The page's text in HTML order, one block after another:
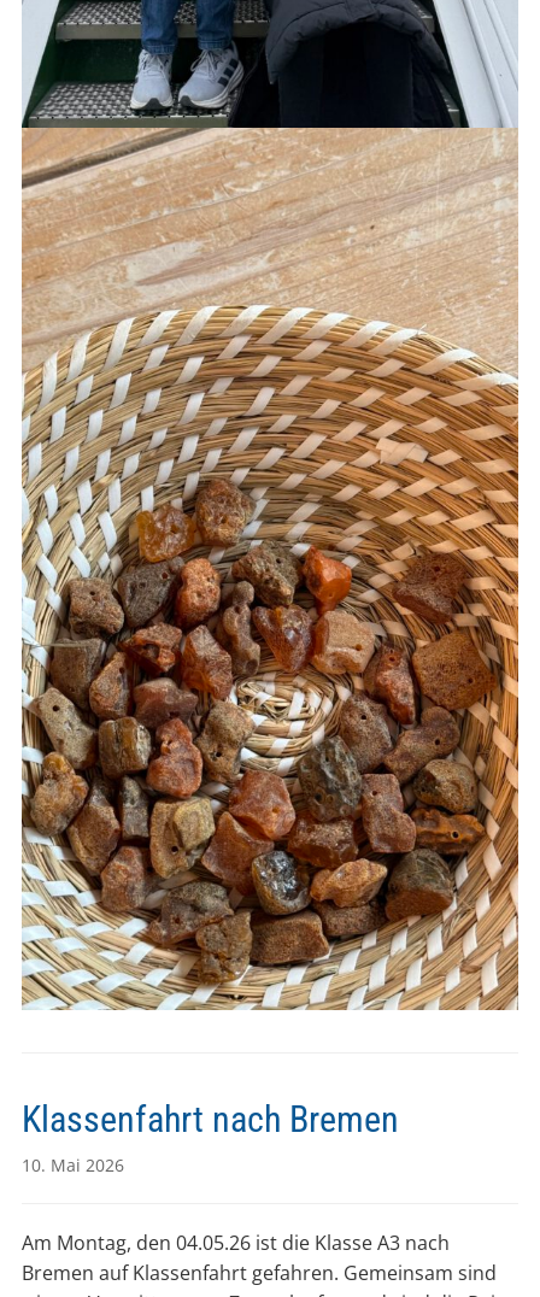
Klassenfahrt nach Bremen
10. Mai 2026
Am Montag, den 04.05.26 ist die Klasse A3 nach
Bremen auf Klassenfahrt gefahren. Gemeinsam sind